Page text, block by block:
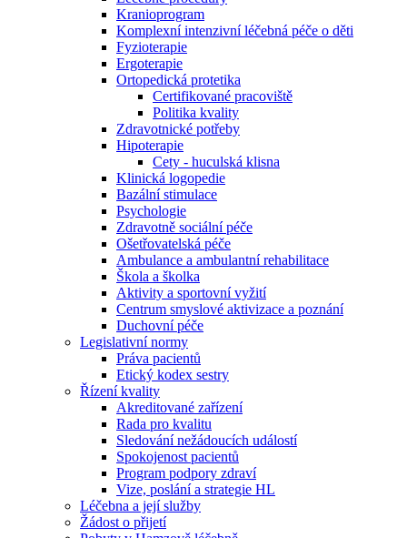
Kranioprogram
Komplexní intenzivní léčebná péče o děti
Fyzioterapie
Ergoterapie
Ortopedická protetika
Certifikované pracoviště
Politika kvality
Zdravotnické potřeby
Hipoterapie
Cety - huculská klisna
Klinická logopedie
Bazální stimulace
Psychologie
Zdravotně sociální péče
Ošetřovatelská péče
Ambulance a ambulantní rehabilitace
Škola a školka
Aktivity a sportovní vyžití
Centrum smyslové aktivizace a poznání
Duchovní péče
Legislativní normy
Práva pacientů
Etický kodex sestry
Řízení kvality
Akreditované zařízení
Rada pro kvalitu
Sledování nežádoucích událostí
Spokojenost pacientů
Program podpory zdraví
Vize, poslání a strategie HL
Léčebna a její služby
Žádost o přijetí